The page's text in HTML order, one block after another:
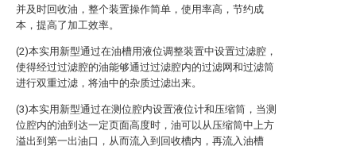
并及时回收油，整个装置操作简单，使用率高，节约成
本，提高了加工效率。
(2)本实用新型通过在油槽用液位调整装置中设置过滤腔，
使得经过过滤腔的油能够通过过滤腔内的过滤网和过滤筒
进行双重过滤，将油中的杂质过滤出来。
(3)本实用新型通过在测位腔内设置液位计和压缩筒，当测
位腔内的油到达一定页面高度时，油可以从压缩筒中上方
溢出到第一出油口，从而流入到回收槽内，再流入油槽